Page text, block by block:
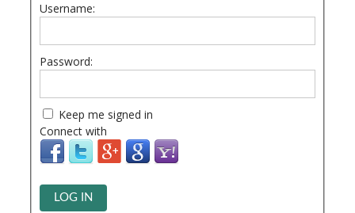
Username:
Password:
Keep me signed in
Connect with
LOG IN